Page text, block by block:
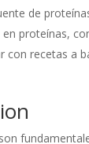
de
en proteínas,
con recetas a